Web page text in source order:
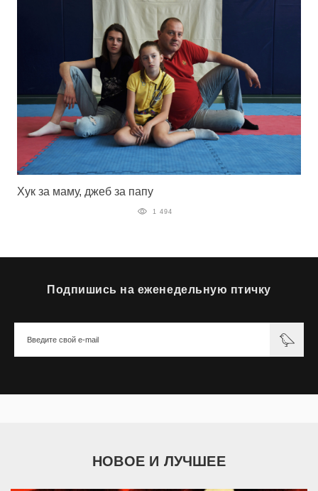
Хук за маму, джеб за папу
1 494
Подпишись на еженедельную птичку
НОВОЕ И ЛУЧШЕЕ